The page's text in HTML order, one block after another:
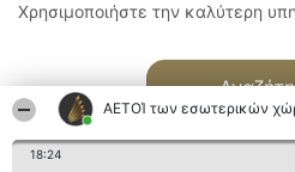
ΑΕΤΟΊ των εσωτερικών
18:24
Χρησιμοποιήστε την καλύτερη